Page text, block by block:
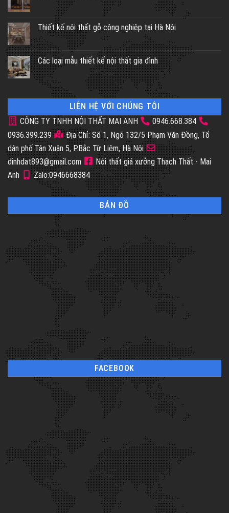
Thiết kế nội thất gỗ công nghiệp tại Hà Nội
Các loại mẫu thiết kế nội thất gia đình
LIÊN HỆ VỚI CHÚNG TÔI
CÔNG TY TNHH NỘI THẤT MAI ANH
0946.668.384
0936.399.239
Địa Chỉ: Số 1, Ngõ 132/5 Phạm Văn Đồng, Tổ
dân phố Tân Xuân 5, P.Bắc Từ Liêm, Hà Nội
dinhdat893@gmail.com
Nội thất giá xưởng Thạch Thất - Mai
Anh
Zalo:0946668384
BẢN ĐỒ
FACEBOOK